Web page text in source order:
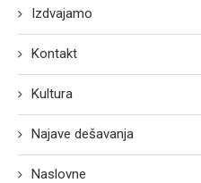
Izdvajamo
Kontakt
Kultura
Najave dešavanja
Naslovne